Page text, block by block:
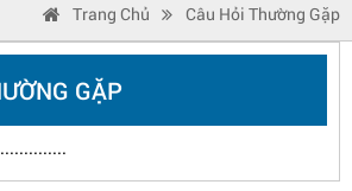
Trang Chủ Câu Hỏi Thường Gặp
GẶP
Chương trình xây dựng Góc thương hiệu
DongCheng 2026 - Nâng tầm diện mạo cửa